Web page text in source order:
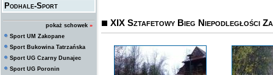
Podhale-Sport
pokaż schowek »
Sport UM Zakopane
Sport Bukowina Tatrzańska
Sport UG Czarny Dunajec
Sport UG Poronin
XIX Sztafetowy Bieg Niepodległości